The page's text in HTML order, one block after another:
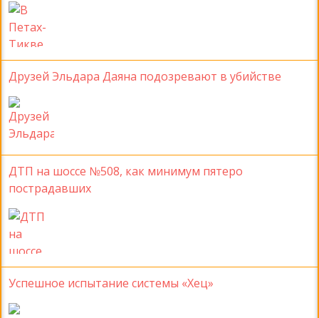
Друзей Эльдара Даяна подозревают в убийстве
ДТП на шоссе №508, как минимум пятеро
пострадавших
Успешное испытание системы «Хец»